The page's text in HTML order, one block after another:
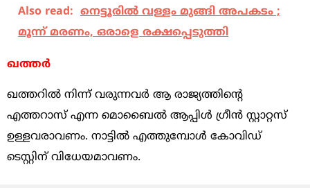
Also read: നെട്ടൂരില്‍ വള്ളം മുങ്ങി അപകടം ;
മൂന്ന് മരണം, ഒരാളെ രക്ഷപ്പെടുത്തി
ഖത്തര്‍
ഖത്തറില്‍ നിന്ന് വരുന്നവര്‍ ആ രാജ്യത്തിന്റെ
എത്തറാസ് എന്ന മൊബൈല്‍ ആപ്പിള്‍ ഗ്രീന്‍ സ്റ്റാറ്റസ്
ഉള്ളവരാവണം. നാട്ടില്‍ എത്തുമ്പോള്‍ കോവിഡ്
ടെസ്റ്റിന് വിധേയമാവണം.